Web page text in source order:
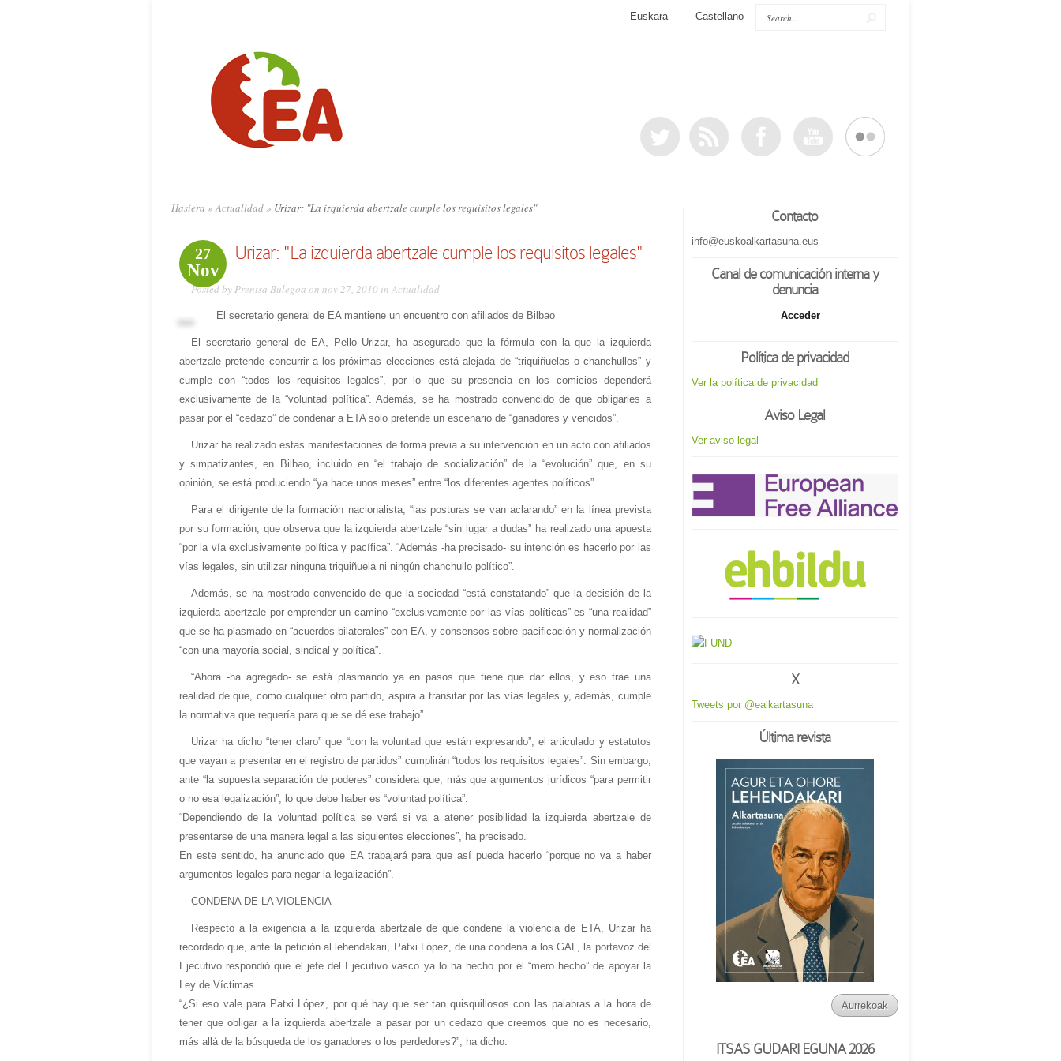
Euskara Castellano
Hasiera » Actualidad» Urizar: "La izquierda abertzale cumple los requisitos legales"
27
Nov
Urizar: "La izquierda abertzale cumple los requisitos legales"
Posted by Prentsa Bulegoa on nov 27, 2010 in Actualidad
El secretario general de EA mantiene un encuentro con afiliados de Bilbao
El secretario general de EA, Pello Urizar, ha asegurado que la fórmula con la que la izquierda
abertzale pretende concurrir a los próximas elecciones está alejada de “triquiñuelas o chanchullos” y
cumple con “todos los requisitos legales”, por lo que su presencia en los comicios dependerá
exclusivamente de la “voluntad política”. Además, se ha mostrado convencido de que obligarles a
pasar por el “cedazo” de condenar a ETA sólo pretende un escenario de “ganadores y vencidos”.
Urizar ha realizado estas manifestaciones de forma previa a su intervención en un acto con afiliados
y simpatizantes, en Bilbao, incluido en “el trabajo de socialización” de la “evolución” que, en su
opinión, se está produciendo “ya hace unos meses” entre “los diferentes agentes políticos”.
Para el dirigente de la formación nacionalista, “las posturas se van aclarando” en la línea prevista
por su formación, que observa que la izquierda abertzale “sin lugar a dudas” ha realizado una apuesta
“por la vía exclusivamente política y pacífica”. “Además -ha precisado- su intención es hacerlo por las
vías legales, sin utilizar ninguna triquiñuela ni ningún chanchullo político”.
Además, se ha mostrado convencido de que la sociedad “está constatando” que la decisión de la
izquierda abertzale por emprender un camino “exclusivamente por las vías políticas” es “una realidad”
que se ha plasmado en “acuerdos bilaterales” con EA, y consensos sobre pacificación y normalización
“con una mayoría social, sindical y política”.
“Ahora -ha agregado- se está plasmando ya en pasos que tiene que dar ellos, y eso trae una
realidad de que, como cualquier otro partido, aspira a transitar por las vías legales y, además, cumple
la normativa que requería para que se dé ese trabajo”.
Urizar ha dicho “tener claro” que “con la voluntad que están expresando”, el articulado y estatutos
que vayan a presentar en el registro de partidos” cumplirán “todos los requisitos legales”. Sin embargo,
ante “la supuesta separación de poderes” considera que, más que argumentos jurídicos “para permitir
o no esa legalización”, lo que debe haber es “voluntad política”.
“Dependiendo de la voluntad política se verá si va a atener posibilidad la izquierda abertzale de
presentarse de una manera legal a las siguientes elecciones”, ha precisado.
En este sentido, ha anunciado que EA trabajará para que así pueda hacerlo “porque no va a haber
argumentos legales para negar la legalización”.
CONDENA DE LA VIOLENCIA
Respecto a la exigencia a la izquierda abertzale de que condene la violencia de ETA, Urizar ha
recordado que, ante la petición al lehendakari, Patxi López, de una condena a los GAL, la portavoz del
Ejecutivo respondió que el jefe del Ejecutivo vasco ya lo ha hecho por el “mero hecho” de apoyar la
Ley de Víctimas.
“¿Si eso vale para Patxi López, por qué hay que ser tan quisquillosos con las palabras a la hora de
tener que obligar a la izquierda abertzale a pasar por un cedazo que creemos que no es necesario,
más allá de la búsqueda de los ganadores o los perdedores?”, ha dicho.
Contacto
info@euskoalkartasuna.eus
Canal de comunicación interna y
denuncia
Acceder
Política de privacidad
Ver la política de privacidad
Aviso Legal
Ver aviso legal
X
Tweets por @ealkartasuna
Última revista
Aurrekoak
ITSAS GUDARI EGUNA 2026